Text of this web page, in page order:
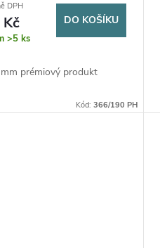
DPH
>5 ks
DO KOŠÍKU
prémiový produkt
Kód: 366/190 PH